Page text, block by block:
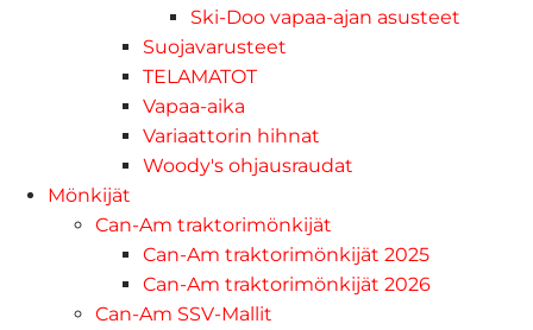
Ski-Doo vapaa-ajan asusteet
Suojavarusteet
TELAMATOT
Vapaa-aika
Variaattorin hihnat
Woody's ohjausraudat
Mönkijät
Can-Am traktorimönkijät
Can-Am traktorimönkijät 2025
Can-Am traktorimönkijät 2026
Can-Am SSV-Mallit